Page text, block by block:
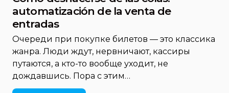
automatización de la venta de
entradas
Очереди при покупке билетов — это классика
жанра. Люди ждут, нервничают, кассиры
путаются, а кто-то вообще уходит, не
дождавшись. Пора с этим…